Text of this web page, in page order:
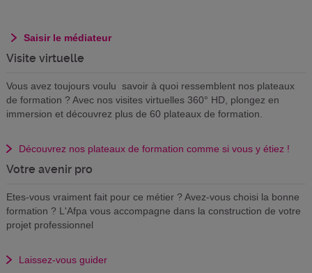
Saisir le médiateur
Visite virtuelle
Vous avez toujours voulu savoir à quoi ressemblent nos plateaux
de formation ? Avec nos visites virtuelles 360° HD, plongez en
immersion et découvrez plus de 60 plateaux de formation.
Découvrez nos plateaux de formation comme si vous y étiez !
Votre avenir pro
Etes-vous vraiment fait pour ce métier ? Avez-vous choisi la bonne
formation ? L'Afpa vous accompagne dans la construction de votre
projet professionnel
Laissez-vous guider